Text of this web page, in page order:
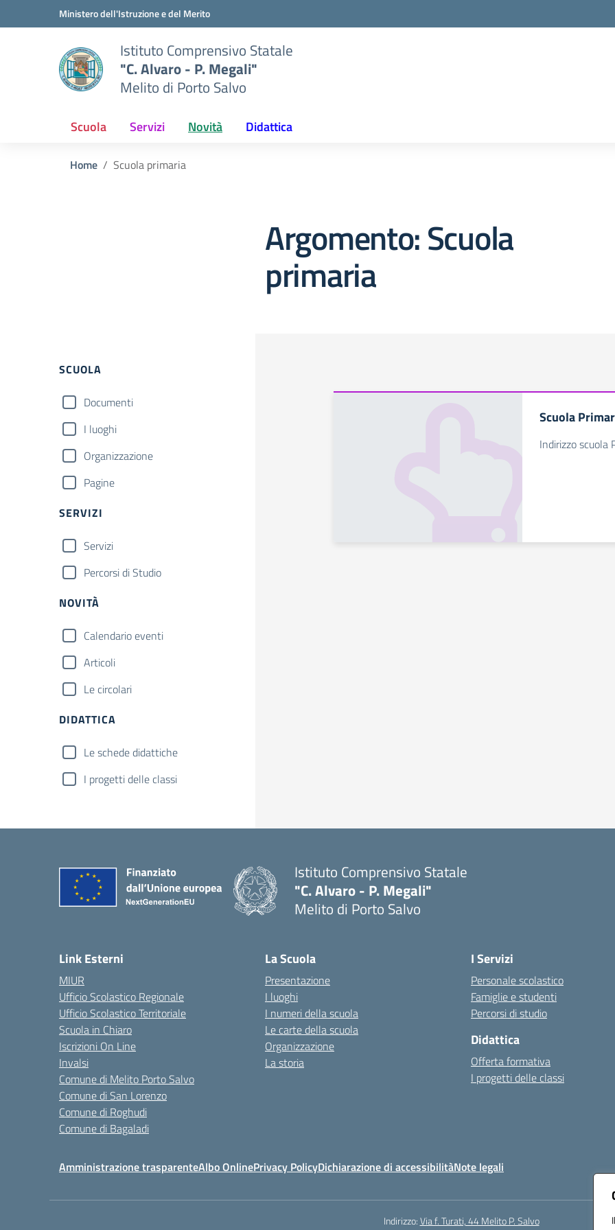
Vai ai contenuti
Vai al menu di navigazioneMinistero dell'Istruzione e del Merito
Istituto Comprensivo Statale
"C. Alvaro - P. Megali"
Melito di Porto Salvo
Scuola Servizi Novità Didattica
Home Scuola primaria
Argomento: Scuola
primaria
Filtri
SCUOLA
Documenti
I luoghi
Organizzazione
Pagine
SERVIZI
Servizi
Percorsi di Studio
NOVITÀ
Calendario eventi
Articoli
Le circolari
DIDATTICA
Le schede didattiche
I progetti delle classi
Scuola
Indirizzo scuola
Istituto Comprensivo Statale
"C. Alvaro - P. Megali"
Melito di Porto Salvo
Link Esterni
MIUR
Ufficio Scolastico Regionale
Ufficio Scolastico Territoriale
Scuola in Chiaro
Iscrizioni On Line
Invalsi
Comune di Melito Porto Salvo
Comune di San Lorenzo
Comune di Roghudi
Comune di Bagaladi
La Scuola
Presentazione
I luoghi
I numeri della scuola
Le carte della scuola
Organizzazione
La storia
I Servizi
Personale scolastico
Famiglie e studenti
Percorsi di studio
Didattica
Offerta formativa
I progetti delle classi
Amministrazione trasparenteAlbo OnlinePrivacy PolicyDichiarazione di accessibilitàNote legali
Indirizzo:Via f. Turati, 44 Melito P. Salvo